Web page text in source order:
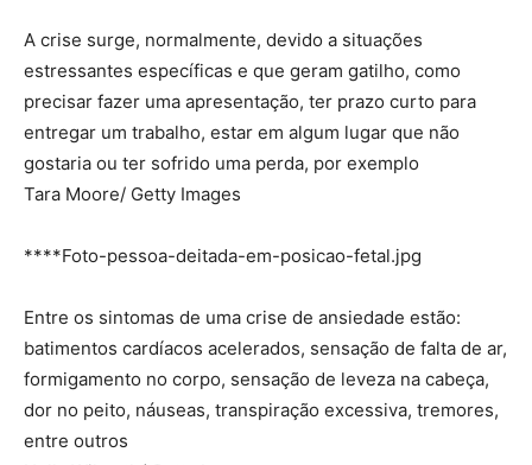
A crise surge, normalmente, devido a situações
estressantes específicas e que geram gatilho, como
precisar fazer uma apresentação, ter prazo curto para
entregar um trabalho, estar em algum lugar que não
gostaria ou ter sofrido uma perda, por exemplo
Tara Moore/ Getty Images
****Foto-pessoa-deitada-em-posicao-fetal.jpg
Entre os sintomas de uma crise de ansiedade estão:
batimentos cardíacos acelerados, sensação de falta de ar,
formigamento no corpo, sensação de leveza na cabeça,
dor no peito, náuseas, transpiração excessiva, tremores,
entre outros